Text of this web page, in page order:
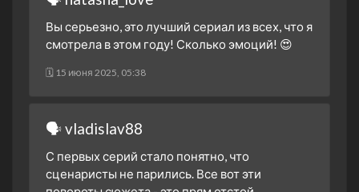
Вы серьезно, это лучший сериал из всех, что я
смотрела в этом году! Сколько эмоций! 😍
🗓 15 июня 2025, 05:38
🗣 vladislav88
С первых серий стало понятно, что
сценаристы не парились. Все вот эти